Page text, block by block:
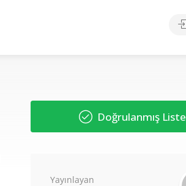
Doğrulanmış Liste
Yayınlayan